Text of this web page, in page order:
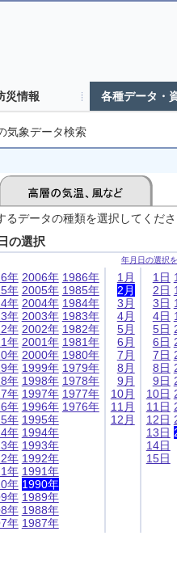
災情報 各種データ・
気象データ検索
るデータの種類を選択してくだ
の選択
年月日の選択
年
年
年
年
年
年
年
年
年
年
年
年
年
年
年
年
年
年
年
年
2006年
2005年
2004年
2003年
2002年
2001年
2000年
1999年
1998年
1997年
1996年
1995年
1994年
1993年
1992年
1991年
1990年
1989年
1988年
1987年
1986年
1985年
1984年
1983年
1982年
1981年
1980年
1979年
1978年
1977年
1976年
1月
2月
3月
4月
5月
6月
7月
8月
9月
10月
11月
12月
1日
2日
3日
4日
5日
6日
7日
8日
9日
10日
11日
12日
13日
14日
15日